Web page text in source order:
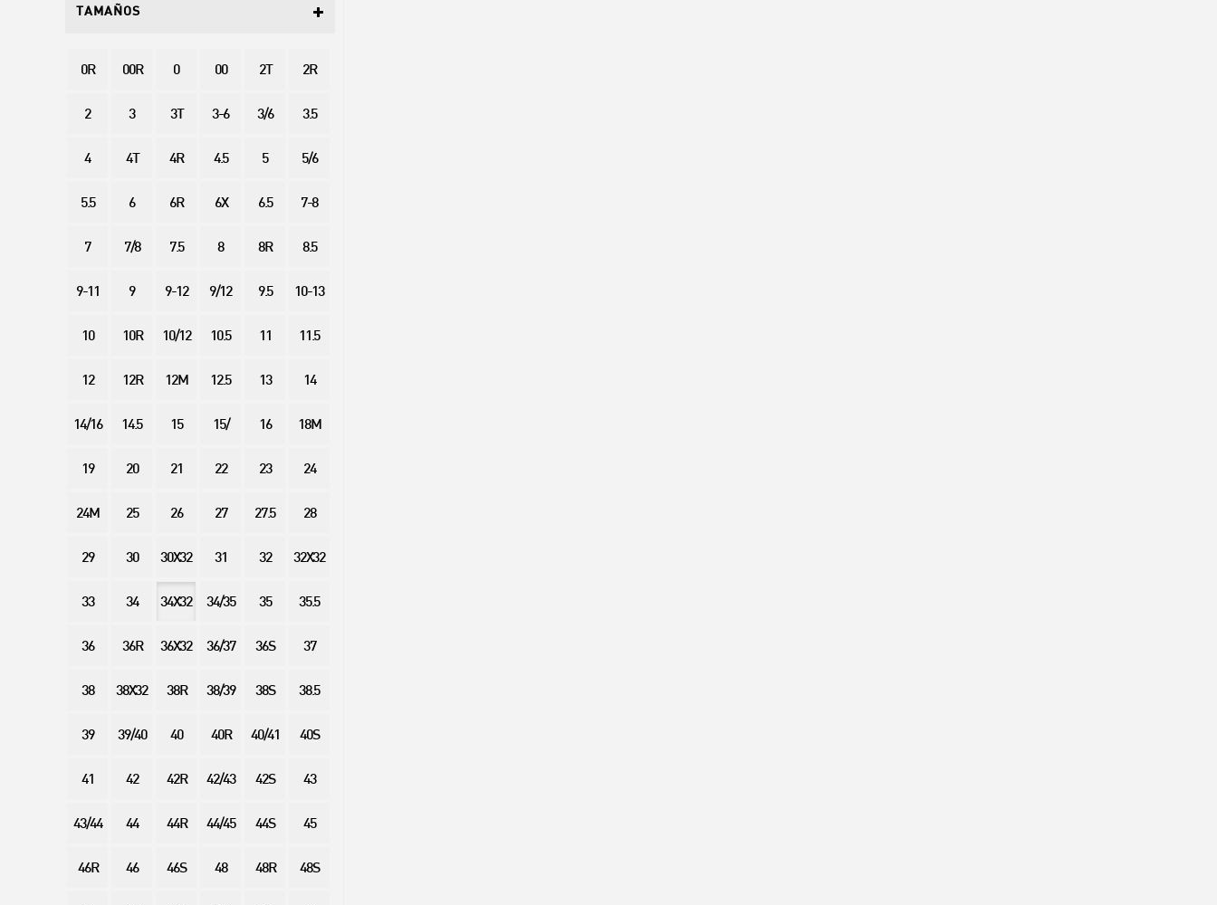
TAMAÑOS
0R 00R 0 00 2T 2R
2 3 3T 3-6 3/6 3.5
4 4T 4R 4.5 5 5/6
5.5 6 6R 6X 6.5 7-8
7 7/8 7.5 8 8R 8.5
9-11 9 9-12 9/12 9.5 10-13
10 10R 10/12 10.5 11 11.5
12 12R 12M 12.5 13 14
14/16 14.5 15 15/ 16 18M
19 20 21 22 23 24
24M 25 26 27 27.5 28
29 30 30X32 31 32 32X32
33 34 34X32 34/35 35 35.5
36 36R 36X32 36/37 36S 37
38 38X32 38R 38/39 38S 38.5
39 39/40 40 40R 40/41 40S
41 42 42R 42/43 42S 43
43/44 44 44R 44/45 44S 45
46R 46 46S 48 48R 48S